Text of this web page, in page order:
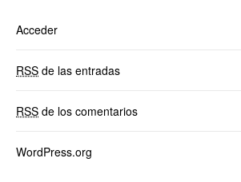
Acceder
RSS de las entradas
RSS de los comentarios
WordPress.org